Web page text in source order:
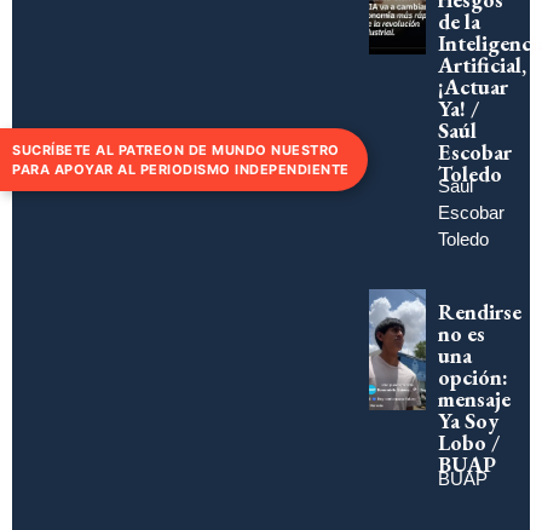
de la
Artificial,
¡Actuar
Ya! /
Saúl
Escobar
Toledo
Saúl
Escobar
Toledo
Rendirse
no es
una
opción:
mensaje
Ya Soy
Lobo /
BUAP
BUAP
SUCRÍBETE AL PATREON DE MUNDO NUESTRO
PARA APOYAR AL PERIODISMO INDEPENDIENTE